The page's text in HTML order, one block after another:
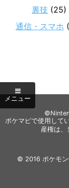
裏技 (25)
通信・スマホ
ポケマピで使用して
産権は、
© 2016 ポケモ